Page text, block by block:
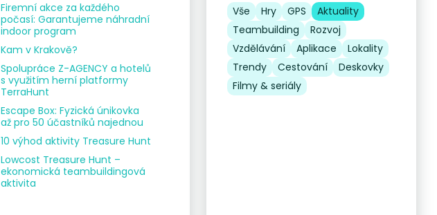
Firemní akce za každého
počasí: Garantujeme náhradní
indoor program
Kam v Krakově?
Spolupráce Z-AGENCY a hotelů
s využitím herní platformy
TerraHunt
Escape Box: Fyzická únikovka
až pro 50 účastníků najednou
10 výhod aktivity Treasure Hunt
Lowcost Treasure Hunt –
ekonomická teambuildingová
aktivita
Vše Hry GPS
Aktuality
Teambuilding
Rozvoj
Vzdělávání
Aplikace
Lokality
Trendy
Cestování
Deskovky
Filmy & seriály